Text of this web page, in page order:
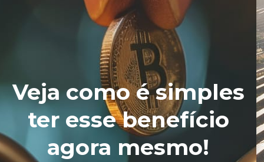
Veja como é simples
ter esse benefício
agora mesmo!